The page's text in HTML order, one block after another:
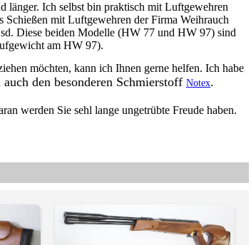
länger. Ich selbst bin praktisch mit Luftgewehren
Schießen mit Luftgewehren der Firma Weihrauch
Diese beiden Modelle (HW 77 und HW 97) sind
am HW 97).
möchten, kann ich Ihnen gerne helfen. Ich habe
den besonderen Schmierstoff Notex.
werden Sie sehl lange ungetrübte Freude haben.